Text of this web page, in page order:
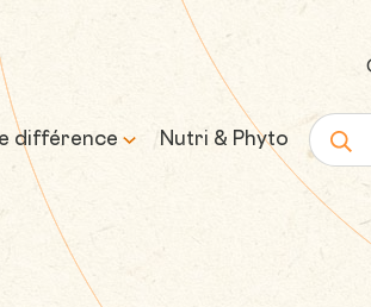
différence
& expertise
Nutri & Phyto